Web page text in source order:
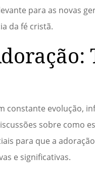
para as novas
da fé cristã.
constante evolução,
sobre como
para que a
e significativas.